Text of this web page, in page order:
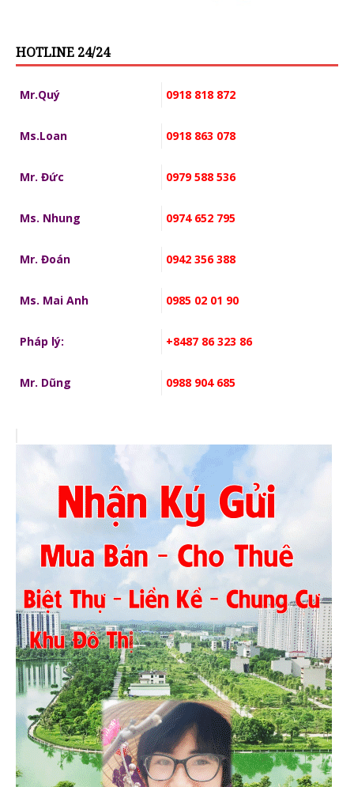
HOTLINE 24/24
Mr.Quý 0918 818 872
Ms.Loan 0918 863 078
Mr. Đức 0979 588 536
Ms. Nhung 0974 652 795
Mr. Đoán 0942 356 388
Ms. Mai Anh 0985 02 01 90
Pháp lý: +8487 86 323 86
Mr. Dũng 0988 904 685